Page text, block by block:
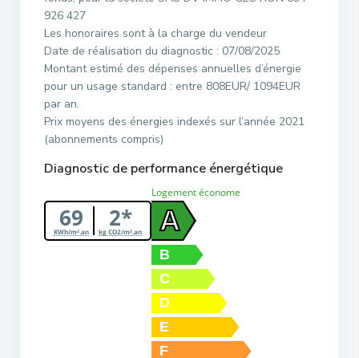
926 427
Les honoraires sont à la charge du vendeur
Date de réalisation du diagnostic : 07/08/2025
Montant estimé des dépenses annuelles d’énergie
pour un usage standard : entre 808EUR/ 1094EUR
par an.
Prix moyens des énergies indexés sur l’année 2021
(abonnements compris)
Diagnostic de performance énergétique
69
KWh/m².an 2*
kg CO2/m².an
Logement économe
A
B
C
D
E
F